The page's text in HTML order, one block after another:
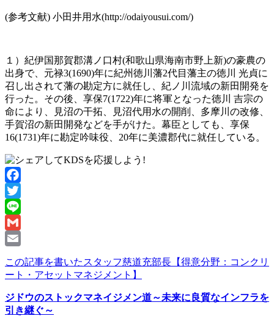
(参考文献) 小田井用水(http://odaiyousui.com/)
１）紀伊国那賀郡溝ノ口村(和歌山県海南市野上新)の豪農の
出身で、元禄3(1690)年に紀州徳川藩2代目藩主の徳川 光貞に
召し出されて藩の勘定方に就任し、紀ノ川流域の新田開発を
行った。その後、享保7(1722)年に将軍となった徳川 吉宗の
命により、見沼の干拓、見沼代用水の開削、多摩川の改修、
手賀沼の新田開発などを手がけた。幕臣としても、享保
16(1731)年に勘定吟味役、20年に美濃郡代に就任している。
Facebook
Twitter
Line
Gmail
この記事を書いたスタッフ慈道充部長 【得意分野：コンクリ
ート・アセットマネジメント】
ジドウのストックマネイジメン道～未来に良質なインフラを
引き継ぐ～